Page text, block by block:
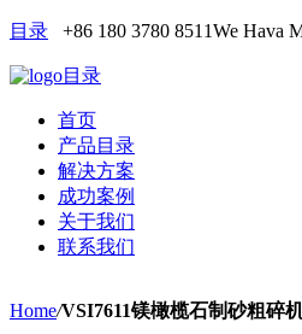
目录 +86 180 3780 8511We Hava
目录
首页
产品目录
解决方案
成功案例
关于我们
联系我们
Home/VSI7611镁橄榄石制砂粗碎